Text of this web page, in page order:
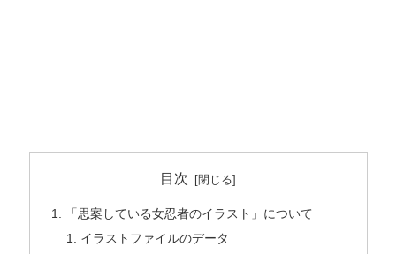
目次
「思案している女忍者のイラスト」について
イラストファイルのデータ